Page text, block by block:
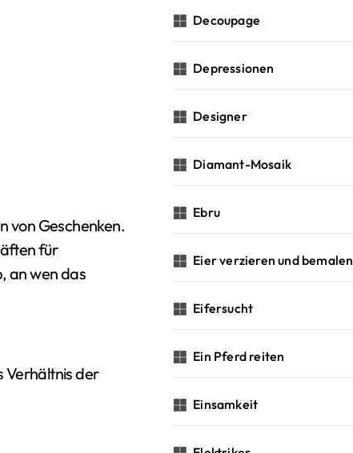
von Geschenken.
für
an wen das
Verhältnis der
Decoupage
Depressionen
Designer
Diamant-Mosaik
Ebru
Eier verzieren und bemalen
Eifersucht
Ein Pferd reiten
Einsamkeit